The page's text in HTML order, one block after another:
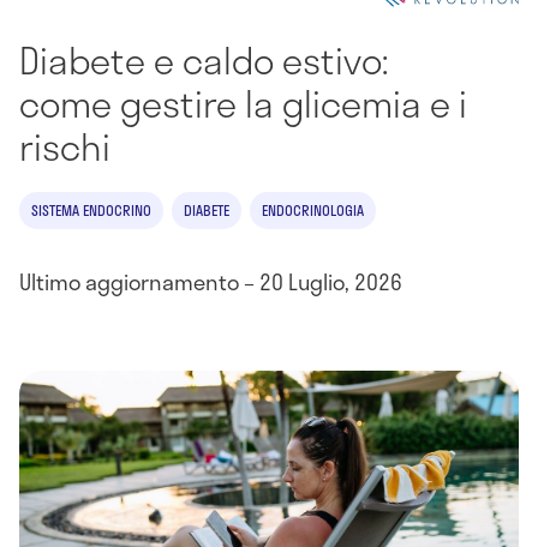
Diabete e caldo estivo:
come gestire la glicemia e i
rischi
SISTEMA ENDOCRINO DIABETE ENDOCRINOLOGIA
Ultimo aggiornamento – 20 Luglio, 2026